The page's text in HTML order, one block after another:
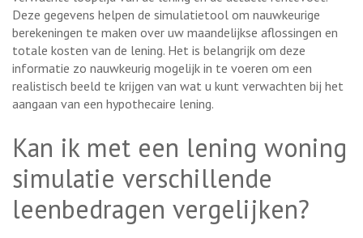
Deze gegevens helpen de simulatietool om nauwkeurige
berekeningen te maken over uw maandelijkse aflossingen en
totale kosten van de lening. Het is belangrijk om deze
informatie zo nauwkeurig mogelijk in te voeren om een
realistisch beeld te krijgen van wat u kunt verwachten bij het
aangaan van een hypothecaire lening.
Kan ik met een lening woning
simulatie verschillende
leenbedragen vergelijken?